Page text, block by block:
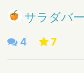
サラダバー
4 7